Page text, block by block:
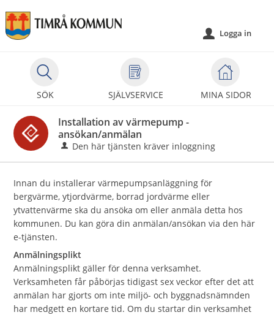
Välkommen
till
självservice
kommun
SÖK SJÄLVSERVICE MINA SIDOR
u Logga in
Installation av värmepump -
ansökan/anmälan
Den här tjänsten kräver inloggning
Innan du installerar värmepumpsanläggning för
bergvärme, ytjordvärme, borrad jordvärme eller
ytvattenvärme ska du ansöka om eller anmäla detta hos
kommunen. Du kan göra din anmälan/ansökan via den här
e-tjänsten.
Anmälningsplikt
Anmälningsplikt gäller för denna verksamhet.
Verksamheten får påbörjas tidigast sex veckor efter det att
anmälan har gjorts om inte miljö- och byggnadsnämnden
har medgett en kortare tid. Om du startar din verksamhet